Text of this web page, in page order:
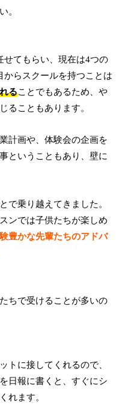
。
せてもらい、現在は4つの
からスクールを持つことは
ることでもあるため、や
ることもあります。
計画や、体験会の企画を
ということもあり、壁に
で乗り越えてきました。
ンでは子供たちが楽しめ
豊かな先輩たちのアドバ
ちで受けることが多いの
トに接してくれるので、
日報に書くと、すぐにシ
れます。